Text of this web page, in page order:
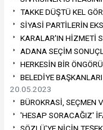
TAKKE DÜŞTÜ KEL
SİYASİ PARTİLERİN
KARALAR'IN HİZMETİ
ADANA SEÇİM
HERKESİN BİR
BELEDİYE
20.05.2023
BÜROKRASİ, SEÇMEN
'HESAP SORACAĞIZ'